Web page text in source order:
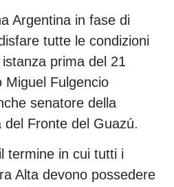
Argentina in fase di
tutte le condizioni
prima del 21
Fulgencio
senatore della
del Fronte del Guazú.
termine in cui tutti i
Alta devono possedere